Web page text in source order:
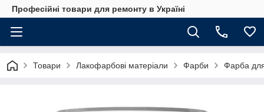
Професійні товари для ремонту в Україні
Товари Лакофарбові матеріали Фарби Фарба для